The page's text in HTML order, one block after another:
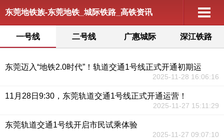
东莞地铁族-东莞地铁_城际铁路_高铁资讯
一号线 二号线 广惠城际 深江铁路
东莞迈入“地铁2.0时代”！轨道交通1号线正式开通初期运
2025-11-28 16:06:16
11月28日9:30，东莞轨道交通1号线正式开通运营！
2025-11-27 15:11:29
东莞轨道交通1号线开启市民试乘体验
2025-11-27 09:07:10